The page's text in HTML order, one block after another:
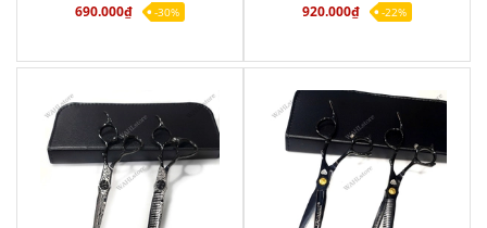
690.000₫
-30%
920.000₫
-22%